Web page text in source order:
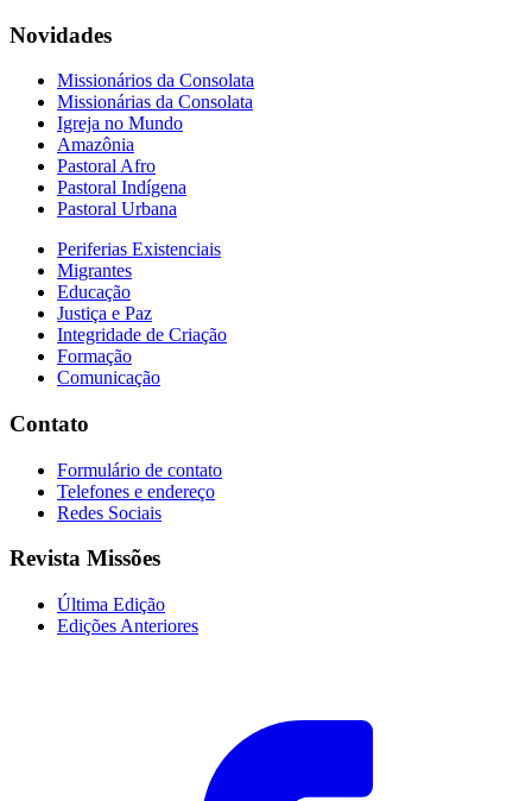
Novidades
Missionários da Consolata
Missionárias da Consolata
Igreja no Mundo
Amazônia
Pastoral Afro
Pastoral Indígena
Pastoral Urbana
Periferias Existenciais
Migrantes
Educação
Justiça e Paz
Integridade de Criação
Formação
Comunicação
Contato
Formulário de contato
Telefones e endereço
Redes Sociais
Revista Missões
Última Edição
Edições Anteriores